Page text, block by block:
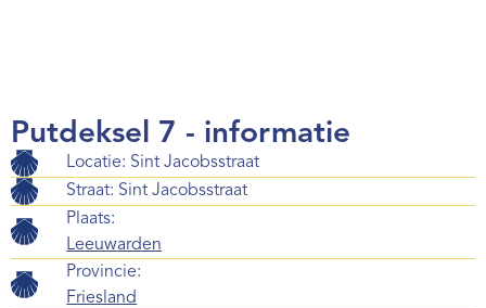
Putdeksel 7 - informatie
Locatie: Sint Jacobsstraat
Straat: Sint Jacobsstraat
Plaats:
Leeuwarden
Provincie:
Friesland